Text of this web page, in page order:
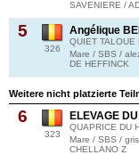
SAVENIERE /
5
326
Angélique
QUIET TALOUE
Mare / SBS /
DE HEFFINCK
Weitere nicht platzierte
6
323
ELEVAGE
QUAPRICE DU
Mare / SBS /
CHELLANO Z